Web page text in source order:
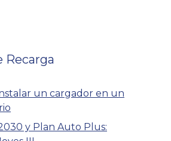
Recarga
un cargador en un
y Plan Auto Plus: